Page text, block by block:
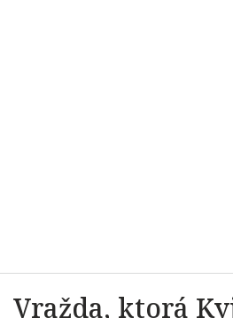
Vražda, ktorá